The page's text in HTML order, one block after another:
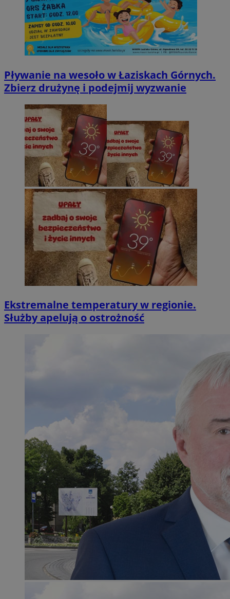
Pływanie na wesoło w Łaziskach Górnych.
Zbierz drużynę i podejmij wyzwanie
Ekstremalne temperatury w regionie.
Służby apelują o ostrożność